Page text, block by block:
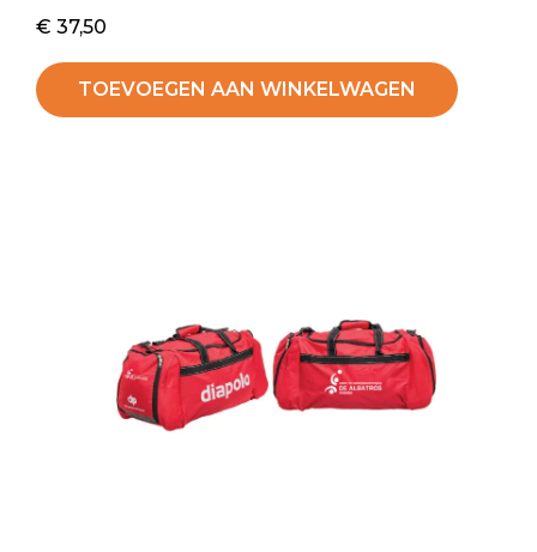
€ 37,50
TOEVOEGEN AAN WINKELWAGEN